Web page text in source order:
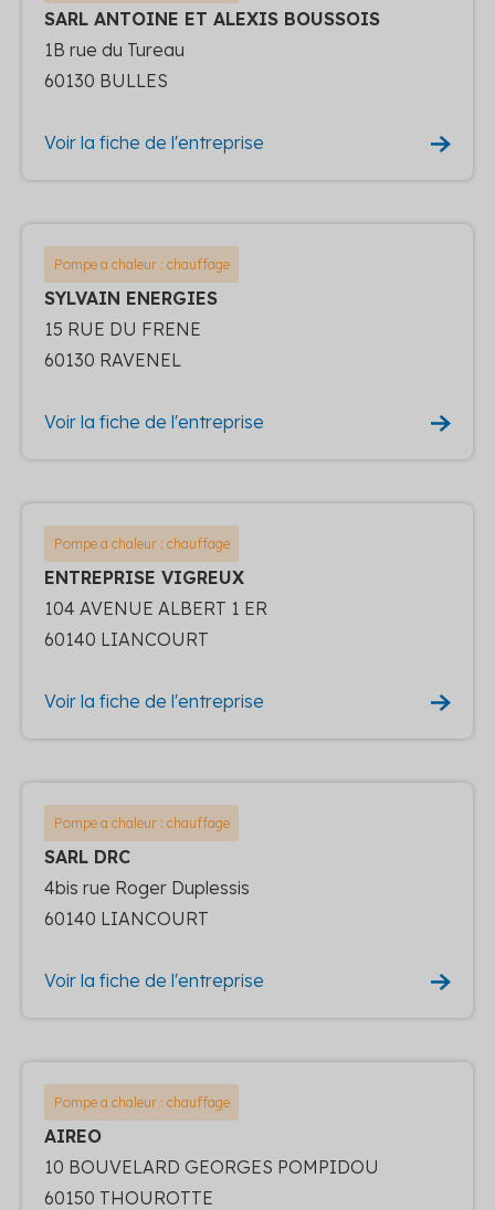
SARL ANTOINE ET ALEXIS BOUSSOIS
1B rue du Tureau
60130 BULLES
Voir la fiche de l'entreprise
Pompe a chaleur : chauffage
SYLVAIN ENERGIES
15 RUE DU FRENE
60130 RAVENEL
Voir la fiche de l'entreprise
Pompe a chaleur : chauffage
ENTREPRISE VIGREUX
104 AVENUE ALBERT 1 ER
60140 LIANCOURT
Voir la fiche de l'entreprise
Pompe a chaleur : chauffage
SARL DRC
4bis rue Roger Duplessis
60140 LIANCOURT
Voir la fiche de l'entreprise
Pompe a chaleur : chauffage
AIREO
10 BOUVELARD GEORGES POMPIDOU
60150 THOUROTTE